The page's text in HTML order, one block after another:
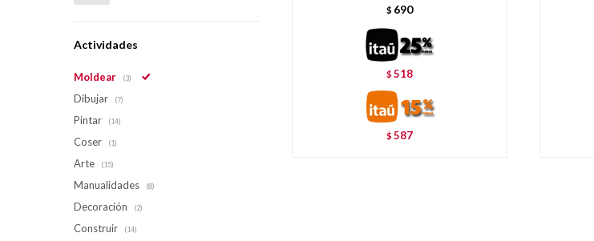
$ 690
$518
$587
Actividades
Moldear (3)
Dibujar (7)
Pintar (14)
Coser (1)
Arte (15)
Manualidades (8)
Decoración (2)
Construir (14)